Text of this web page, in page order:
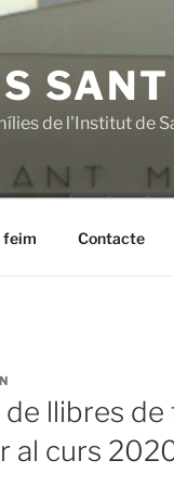
de l'Institut de
feim Contacte
llibres de
al curs